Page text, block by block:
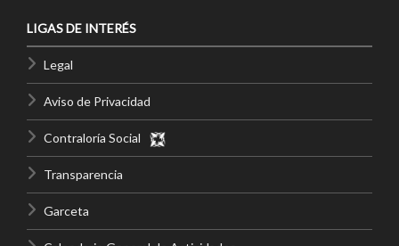
LIGAS DE INTERÉS
Legal
Aviso de Privacidad
Contraloría Social
Transparencia
Garceta